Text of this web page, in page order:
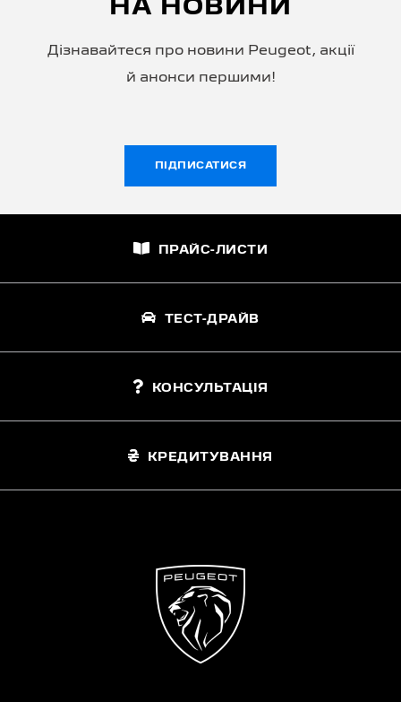
НА НОВИНИ
Дізнавайтеся про новини Peugeot, акції
й анонси першими!
ПІДПИСАТИСЯ
ПРАЙС-ЛИСТИ
ТЕСТ-ДРАЙВ
КОНСУЛЬТАЦІЯ
КРЕДИТУВАННЯ